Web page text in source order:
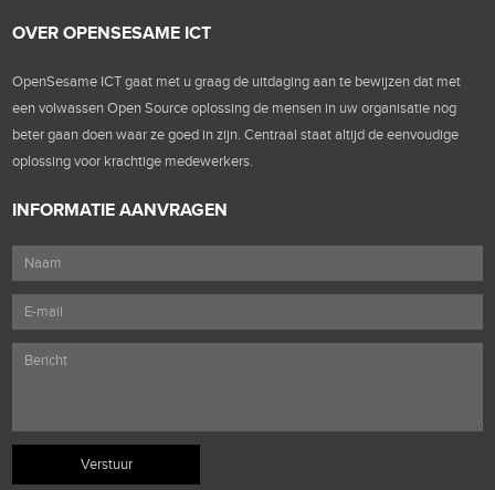
OVER OPENSESAME ICT
OpenSesame ICT gaat met u graag de uitdaging aan te bewijzen dat met
een volwassen Open Source oplossing de mensen in uw organisatie nog
beter gaan doen waar ze goed in zijn. Centraal staat altijd de eenvoudige
oplossing voor krachtige medewerkers.
INFORMATIE AANVRAGEN